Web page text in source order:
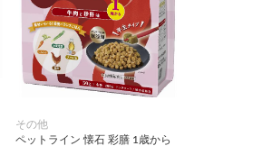
その他
ペットライン 懐石 彩膳 1歳から